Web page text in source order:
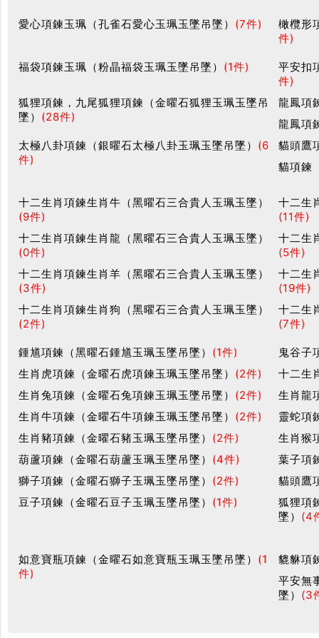
愛心項鍊玉珮（孔雀石愛心玉珮玉墜吊墜） (7件)
橄欖形
件)
福袋項鍊玉珮（粉晶福袋玉珮玉墜吊墜） (1件)
平安扣
件)
狐狸項鍊，九尾狐狸項鍊（金曜石狐狸玉珮玉墜吊
墜） (28件)
龍鳳項
龍鳳項
太極八卦項鍊（銀曜石太極八卦玉珮玉墜吊墜） (6
件)
貓頭鷹
貓項鍊
十二生肖項鍊生肖牛（黑曜石三合貴人玉珮玉墜）
(9件)
十二生
(11件)
十二生肖項鍊生肖龍（黑曜石三合貴人玉珮玉墜）
(0件)
十二生
(5件)
十二生肖項鍊生肖羊（黑曜石三合貴人玉珮玉墜）
(3件)
十二生
(19件)
十二生肖項鍊生肖狗（黑曜石三合貴人玉珮玉墜）
(2件)
十二生
(7件)
鍾馗項鍊（黑曜石鍾馗玉珮玉墜吊墜） (1件)
鬼谷子
生肖虎項鍊（金曜石虎項鍊玉珮玉墜吊墜） (2件)
十二生
生肖兔項鍊（金曜石兔項鍊玉珮玉墜吊墜） (2件)
生肖龍
生肖牛項鍊（金曜石牛項鍊玉珮玉墜吊墜） (2件)
靈蛇項
生肖豬項鍊（金曜石豬玉珮玉墜吊墜） (2件)
生肖猴
葫蘆項鍊（金曜石葫蘆玉珮玉墜吊墜） (4件)
葉子項
獅子項鍊（金曜石獅子玉珮玉墜吊墜） (2件)
貓頭鷹
豆子項鍊（金曜石豆子玉珮玉墜吊墜） (1件)
狐狸項
墜） (4
如意寶瓶項鍊（金曜石如意寶瓶玉珮玉墜吊墜） (1
件)
貔貅項
平安無
墜） (3